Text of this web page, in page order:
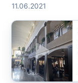
11.06.2021